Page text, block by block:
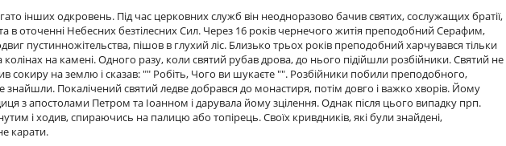
інших одкровень. Під час церковних служб він неодноразово бачив святих, сослужащих братії,
в оточенні Небесних безтілесних Сил. Через 16 років чернечого житія преподобний Серафим,
пустинножітельства, пішов в глухий ліс. Близько трьох років преподобний харчувався тільки
на камені. Одного разу, коли святий рубав дрова, до нього підійшли розбійники. Святий не
сокиру на землю і сказав: "" Робіть, Чого ви шукаєте "". Розбійники побили преподобного,
Покалічений святий ледве добрався до монастиря, потім довго і важко хворів. Йому
з апостолами Петром та Іоанном і дарувала йому зцілення. Однак після цього випадку прп.
і ходив, спираючись на палицю або топірець. Своїх кривдників, які були знайдені,
карати.